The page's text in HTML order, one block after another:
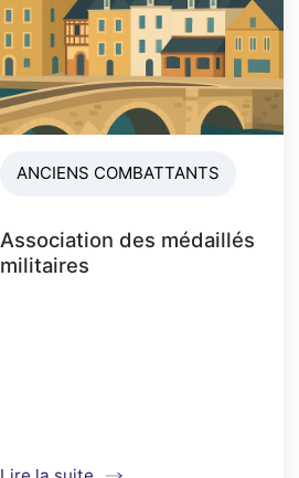
ANCIENS COMBATTANTS
Association des médaillés
militaires